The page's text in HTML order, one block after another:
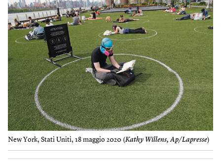
New York, Stati Uniti, 18 maggio 2020 (Kathy Willens, Ap/Lapresse)